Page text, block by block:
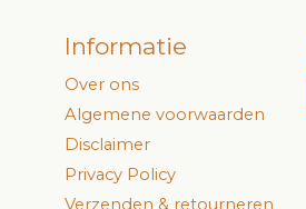
Informatie
Over ons
Algemene voorwaarden
Disclaimer
Privacy Policy